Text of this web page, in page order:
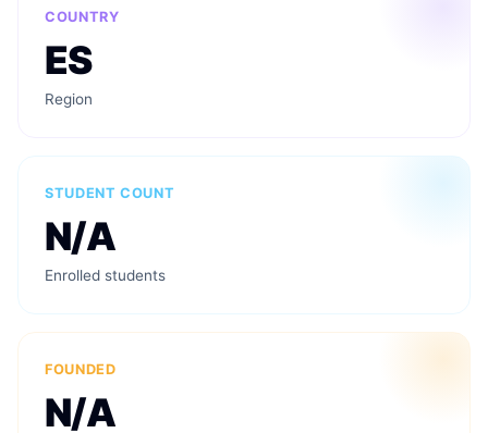
COUNTRY
ES
Region
STUDENT COUNT
N/A
Enrolled students
FOUNDED
N/A